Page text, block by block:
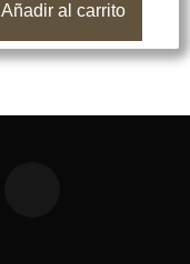
Añadir al carrito